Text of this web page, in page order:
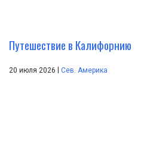
Путешествие в Калифорнию
20 июля 2026 | Сев. Америка